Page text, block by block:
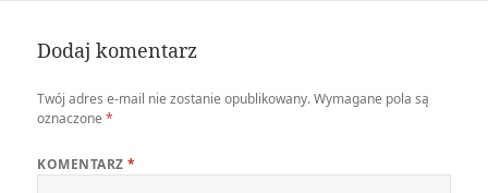
Dodaj komentarz
Twój adres e-mail nie zostanie opublikowany. Wymagane pola są
oznaczone*
KOMENTARZ*